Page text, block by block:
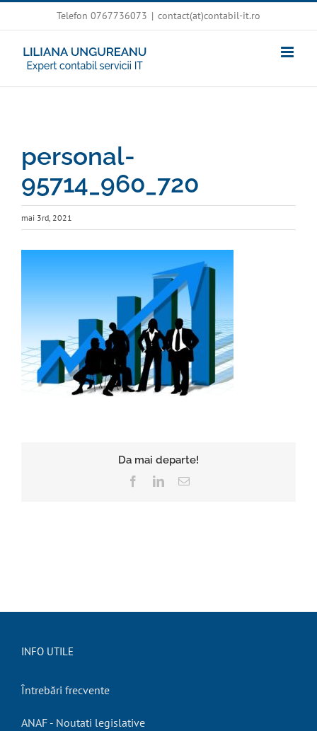
to
content
Telefon 0767736073 | contact(at)contabil-it.ro
personal-
95714_960_720
mai 3rd, 2021
Da mai departe!
FacebookLinkedIn
E-
INFO UTILE
Întrebări frecvente
ANAF - Noutati legislative